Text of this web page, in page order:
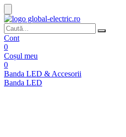
Cont
0
Coșul meu
0
Banda LED & Accesorii
Banda LED